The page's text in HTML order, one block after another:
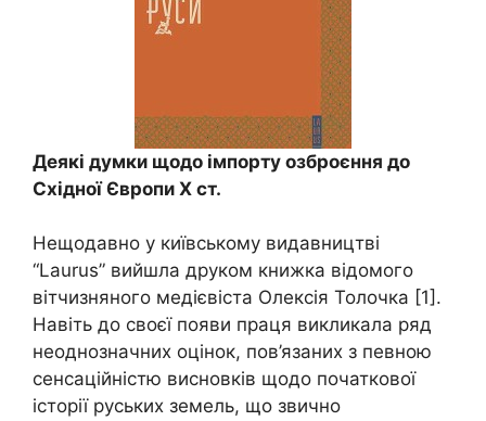
Деякі думки щодо імпорту озброєння до
Східної Європи Х ст.
Нещодавно у київському видавництві
“Laurus” вийшла друком книжка відомого
вітчизняного медієвіста Олексія Толочка [1].
Навіть до своєї появи праця викликала ряд
неоднозначних оцінок, пов’язаних з певною
сенсаційністю висновків щодо початкової
історії руських земель, що звично